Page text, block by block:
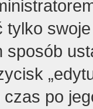
tylko
po